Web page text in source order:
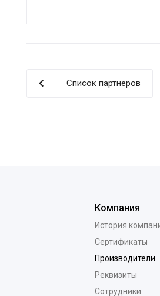
Список партнеров
Компания
История
Сертификаты
Производители
Реквизиты
Сотрудники